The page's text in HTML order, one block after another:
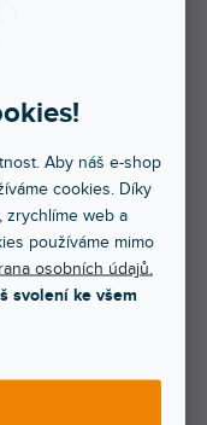
Aby náš e-shop
cookies. Díky
zrychlíme web a
používáme mimo
osobních údajů.
svolení ke všem
FX 4 x 2,9 m
Cover Blue
na pozadí Manfrotto
FX obsahuje jeden
na...